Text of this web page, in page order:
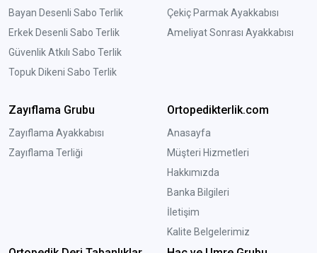
Bayan Desenli Sabo Terlik
Erkek Desenli Sabo Terlik
Güvenlik Atkılı Sabo Terlik
Topuk Dikeni Sabo Terlik
Çekiç Parmak Ayakkabısı
Ameliyat Sonrası Ayakkabısı
Zayıflama Grubu
Zayıflama Ayakkabısı
Zayıflama Terliği
Ortopedikterlik.com
Anasayfa
Müşteri Hizmetleri
Hakkımızda
Banka Bilgileri
İletişim
Kalite Belgelerimiz